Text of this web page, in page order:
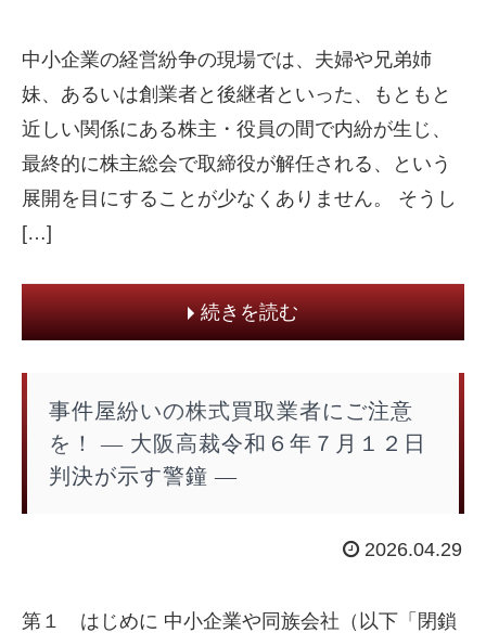
中小企業の経営紛争の現場では、夫婦や兄弟姉
妹、あるいは創業者と後継者といった、もともと
近しい関係にある株主・役員の間で内紛が生じ、
最終的に株主総会で取締役が解任される、という
展開を目にすることが少なくありません。 そうし
[…]
続きを読む
事件屋紛いの株式買取業者にご注意
を！ ― 大阪高裁令和６年７月１２日
判決が示す警鐘 ―
2026.04.29
第１ はじめに 中小企業や同族会社（以下「閉鎖